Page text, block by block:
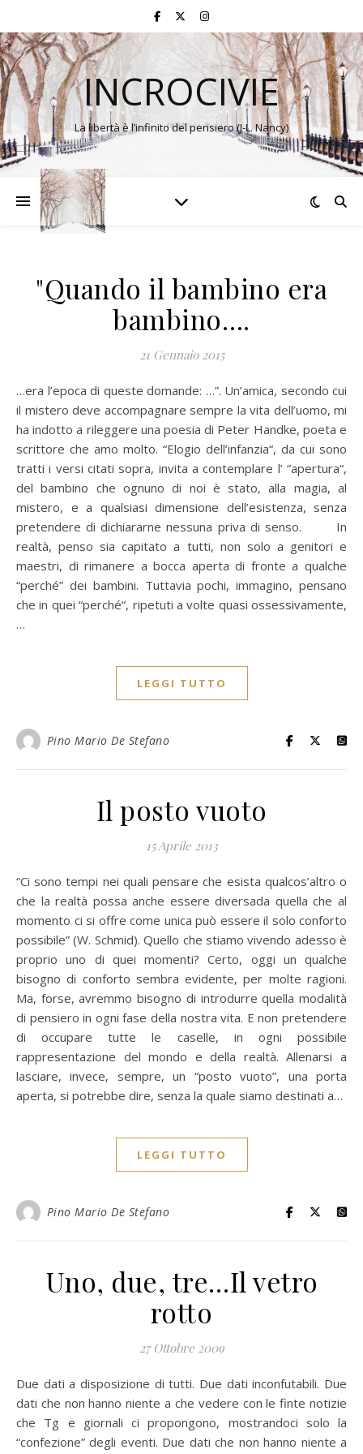
INCROCIVIE
La libertà è l’infinito del pensiero (J-L. Nancy)
"Quando il bambino era
bambino….
21 Gennaio 2015
…era l’epoca di queste domande: …”. Un’amica, secondo cui
il mistero deve accompagnare sempre la vita dell’uomo, mi
ha indotto a rileggere una poesia di Peter Handke, poeta e
scrittore che amo molto. “Elogio dell’infanzia“, da cui sono
tratti i versi citati sopra, invita a contemplare l’ “apertura“,
del bambino che ognuno di noi è stato, alla magia, al
mistero, e a qualsiasi dimensione dell’esistenza, senza
pretendere di dichiararne nessuna priva di senso. In
realtà, penso sia capitato a tutti, non solo a genitori e
maestri, di rimanere a bocca aperta di fronte a qualche
“perché” dei bambini. Tuttavia pochi, immagino, pensano
che in quei “perché“, ripetuti a volte quasi ossessivamente,
…
LEGGI TUTTO
Pino Mario De Stefano
Il posto vuoto
15 Aprile 2013
“Ci sono tempi nei quali pensare che esista qualcos’altro o
che la realtà possa anche essere diversada quella che al
momento ci si offre come unica può essere il solo conforto
possibile” (W. Schmid). Quello che stiamo vivendo adesso è
proprio uno di quei momenti? Certo, oggi un qualche
bisogno di conforto sembra evidente, per molte ragioni.
Ma, forse, avremmo bisogno di introdurre quella modalità
di pensiero in ogni fase della nostra vita. E non pretendere
di occupare tutte le caselle, in ogni possibile
rappresentazione del mondo e della realtà. Allenarsi a
lasciare, invece, sempre, un “posto vuoto”, una porta
aperta, si potrebbe dire, senza la quale siamo destinati a…
LEGGI TUTTO
Pino Mario De Stefano
Uno, due, tre…Il vetro
rotto
27 Ottobre 2009
Due dati a disposizione di tutti. Due dati inconfutabili. Due
dati che non hanno niente a che vedere con le finte notizie
che Tg e giornali ci propongono, mostrandoci solo la
“confezione” degli eventi. Due dati che non hanno niente a